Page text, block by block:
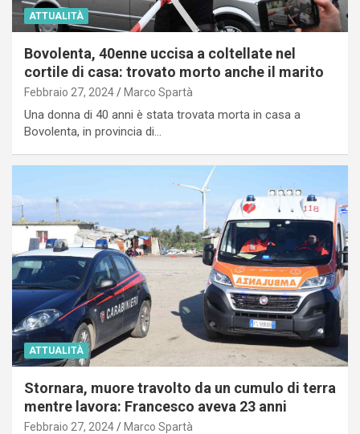
ATTUALITÀ
Bovolenta, 40enne uccisa a coltellate nel
cortile di casa: trovato morto anche il marito
Febbraio 27, 2024 Marco Spartà
Una donna di 40 anni è stata trovata morta in casa a
Bovolenta, in provincia di…
ATTUALITÀ
Stornara, muore travolto da un cumulo di terra
mentre lavora: Francesco aveva 23 anni
Febbraio 27, 2024 Marco Spartà